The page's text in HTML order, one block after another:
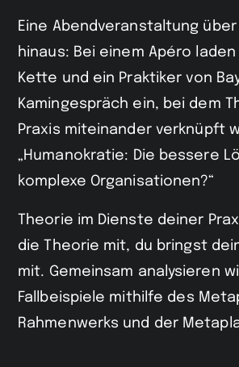
Eine Abendveranstaltung
hinaus: Bei einem Apéro laden
Kette und ein Praktiker von
Kamingespräch ein, bei dem
Praxis miteinander verknüpft
„Humanokratie: Die bessere
komplexe Organisationen?“
Theorie im Dienste deiner
die Theorie mit, du bringst
mit. Gemeinsam analysieren
Fallbeispiele mithilfe des
Rahmenwerks und der